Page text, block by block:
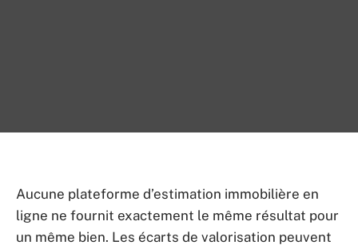
Aucune plateforme d’estimation immobilière en
ligne ne fournit exactement le même résultat pour
un même bien. Les écarts de valorisation peuvent